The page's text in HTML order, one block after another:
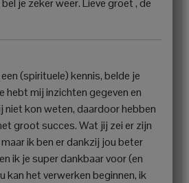
je zeker weer. Lieve groet , de
(spirituele) kennis, belde je
hebt mij inzichten gegeven en
niet kon weten, daardoor hebben
groot succes. Wat jij zei er zijn
ik ben er dankzij jou beter
ik je super dankbaar voor (en
kan het verwerken beginnen, ik